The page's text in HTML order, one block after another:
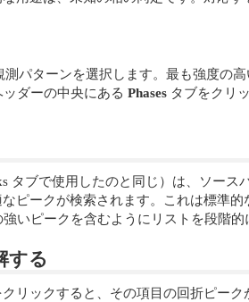
測パターンを選択します。最も強度の
ッダーの中央にある Phases タブをクリ
タブで使用したのと同じ）は、ソー
ピークが検索されます。これは標準
いピークを含むようにリストを段階
する
リックすると、その項目の回折ピー